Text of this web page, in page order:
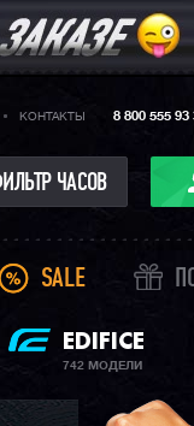
КОНТАКТЫ 8 800 555 93
ЧАСОВ
SALE
EDIFICE
742 МОДЕЛИ